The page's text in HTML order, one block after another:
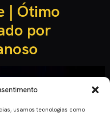
usamos tecnologias como
| Ótimo
por